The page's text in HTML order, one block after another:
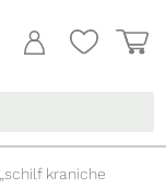
kraniche